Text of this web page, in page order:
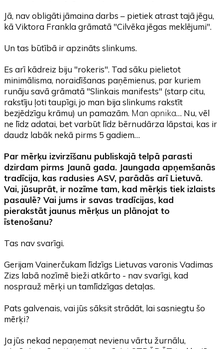
Jā, nav obligāti jāmaina darbs – pietiek atrast tajā jēgu,
kā Viktora Frankla grāmatā "Cilvēka jēgas meklējumi".
Un tas būtībā ir apzināts slinkums.
Es arī kādreiz biju "rokeris". Tad sāku pielietot
minimālisma, noraidīšanas paņēmienus, par kuriem
runāju savā grāmatā "Slinkais manifests" (starp citu,
rakstīju ļoti taupīgi, jo man bija slinkums rakstīt
bezjēdzīgu krāmu) un pamazām. Man apnika… Nu, vēl
ne līdz adatai, bet varbūt līdz bērnudārza lāpstai, kas ir
daudz labāk nekā pirms 5 gadiem…
Par mērķu izvirzīšanu publiskajā telpā parasti
dzirdam pirms Jaunā gada. Jaungada apņemšanās
tradīcija, kas radusies ASV, parādās arī Lietuvā.
Vai, jūsuprāt, ir nozīme tam, kad mērķis tiek izlaists
pasaulē? Vai jums ir savas tradīcijas, kad
pierakstāt jaunus mērķus un plānojat to
īstenošanu?
Tas nav svarīgi.
Gerijam Vainerčukam līdzīgs Lietuvas varonis Vadimas
Zizs labā nozīmē bieži atkārto - nav svarīgi, kad
nosprauž mērķi un tamlīdzīgas detaļas.
Pats galvenais, vai jūs sāksit strādāt, lai sasniegtu šo
mērķi?
Ja jūs nekad nepaņemat nevienu vārtu žurnālu,